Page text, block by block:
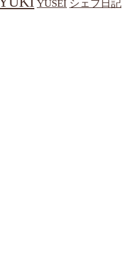
YUSEI シェフ日記